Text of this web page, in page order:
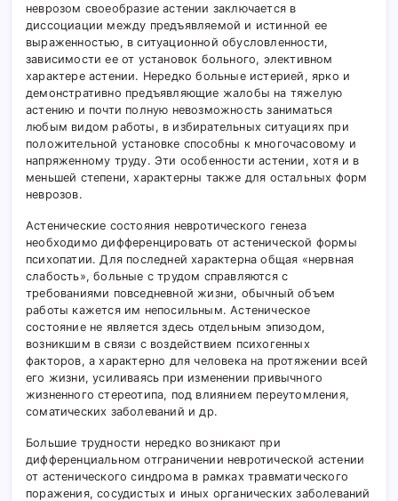
неврозом своеобразие астении заключается в
диссоциации между предъявляемой и истинной ее
выраженностью, в ситуационной обусловленности,
зависимости ее от установок больного, элективном
характере астении. Нередко больные истерией, ярко и
демонстративно предъявляющие жалобы на тяжелую
астению и почти полную невозможность заниматься
любым видом работы, в избирательных ситуациях при
положительной установке способны к многочасовому и
напряженному труду. Эти особенности астении, хотя и в
меньшей степени, характерны также для остальных форм
неврозов.
Астенические состояния невротического генеза
необходимо дифференцировать от астенической формы
психопатии. Для последней характерна общая «нервная
слабость», больные с трудом справляются с
требованиями повседневной жизни, обычный объем
работы кажется им непосильным. Астеническое
состояние не является здесь отдельным эпизодом,
возникшим в связи с воздействием психогенных
факторов, а характерно для человека на протяжении всей
его жизни, усиливаясь при изменении привычного
жизненного стереотипа, под влиянием переутомления,
соматических заболеваний и др.
Большие трудности нередко возникают при
дифференциальном отграничении невротической астении
от астенического синдрома в рамках травматического
поражения, сосудистых и иных органических заболеваний